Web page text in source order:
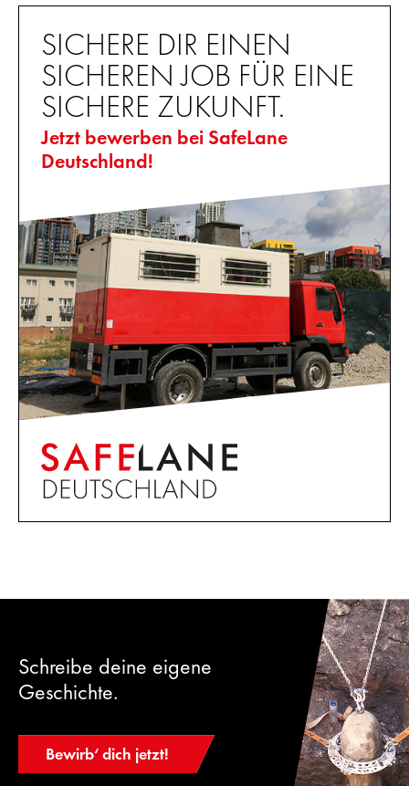
SICHERE DIR EINEN
SICHEREN JOB FÜR EINE
SICHERE ZUKUNFT.
Jetzt bewerben bei SafeLane
Deutschland!
Schreibe deine eigene
Geschichte.
Bewirb‘ dich jetzt!